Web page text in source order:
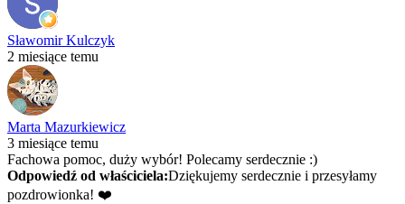
Sławomir Kulczyk
2 miesiące temu
Marta Mazurkiewicz
3 miesiące temu
Fachowa pomoc, duży wybór! Polecamy serdecznie :)
Odpowiedź od właściciela:Dziękujemy serdecznie i przesyłamy
pozdrowionka! ❤️